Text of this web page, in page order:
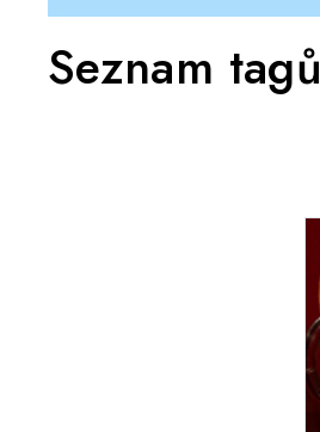
Seznam tagů